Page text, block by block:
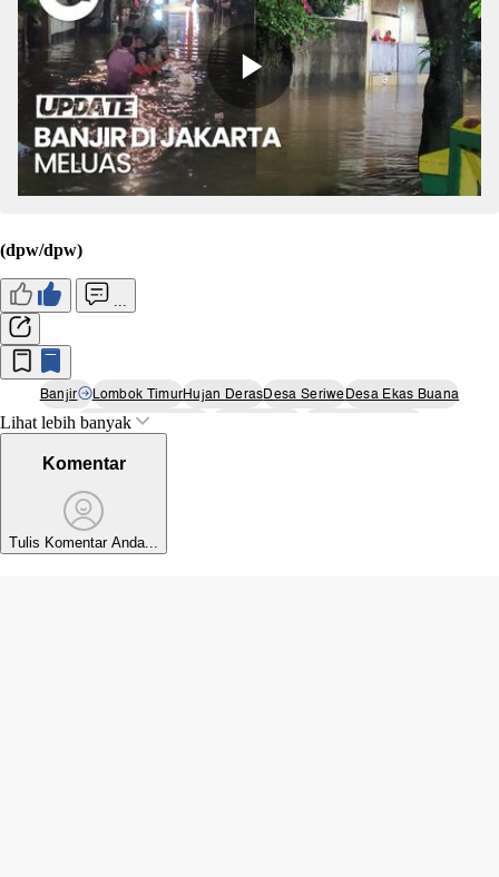
(dpw/dpw)
Banjir Lombok TimurHujan DerasDesa SeriweDesa Ekas Buana
Nusa Tenggara Barat
Lihat lebih banyak
Komentar
Tulis Komentar Anda...